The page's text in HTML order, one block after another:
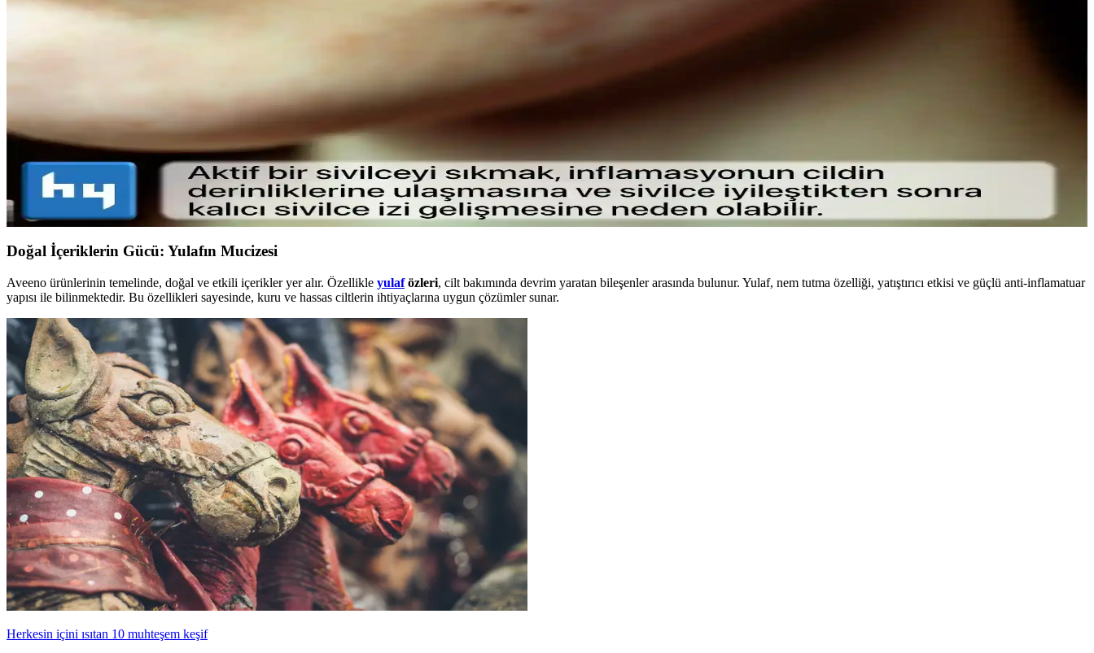
Doğal ağız bakım macunları, bitkisel özler ve antiseptik maddelerle diş ve diş eti sağlığını koruyan güvenli alternatifler sunar, kimyasal içeriklere göre avantaj sağlar.
Doğal Görünüm İçin En İyi Hafif Maskara Seçenekleri ve Kullanım İpuçları
Doğal görünümlü maskaralar, hafif ve su bazlı formülleriyle günlük kullanımda kirpiklere hacim ve uzunluk kazandırır, doğal kıvrımı korur. İnce fırçalar ve doğru uygulama teknikleriyle gözlerinize doğal
Lykd Makyaj Sabitleyici Sprey: Gün Boyu Tazelik ve Doğal Görünüm Sağlayan Hafif Formül
Lykd makyaj sabitleyici spreyi, hafif yapısı ve yüksek performansıyla makyajın gün boyunca taze ve doğal kalmasını sağlar, ferahlatıcı etkisiyle konfor sunar.
Sivilce Tedavi Yöntemleri: Doğal ve Medikal Yaklaşımlarla Cilt Bakımı
Sivilce tedavisinde doğal ve medikal yöntemleri, dikkat edilmesi gerekenleri ve cilt sağlığını koruma yollarını öğrenin.
Doğal İçeriklerin Gücü: Yulafın Mucizesi
Aveeno ürünlerinin temelinde, doğal ve etkili içerikler yer alır. Özellikle yulafözleri, cilt bakımında devrim yaratan bileşenler arasında bulunur. Yulaf, nem tutma özelliği, yatıştırıcı etkisi ve güçlü anti-inflamatuar
yapısı ile bilinmektedir. Bu özellikleri sayesinde, kuru ve hassas ciltlerin ihtiyaçlarına uygun çözümler sunar.
Herkesin içini ısıtan 10 muhteşem keşif